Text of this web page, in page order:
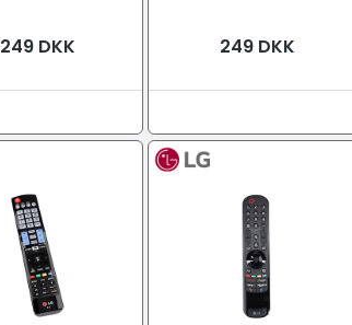
249 DKK 249 DKK